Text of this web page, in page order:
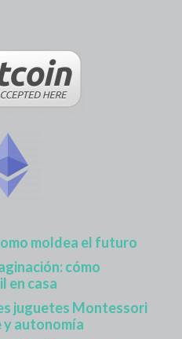
moldea el futuro
cómo
en casa
juguetes Montessori
y autonomía